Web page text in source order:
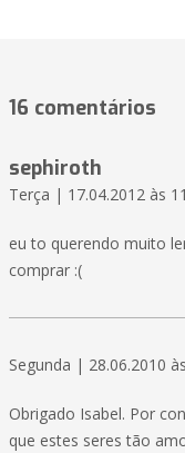
16 comentários
sephiroth
Terça | 17.04.2012 às
eu to querendo muito
comprar :(
Segunda | 28.06.2010
Obrigado Isabel. Por
que estes seres tão